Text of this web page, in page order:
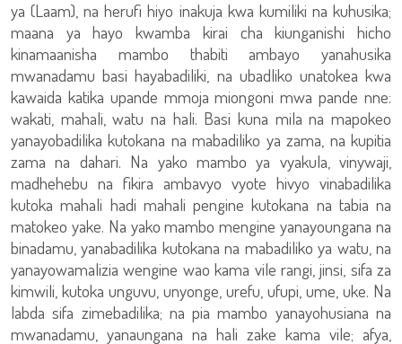
ya (Laam), na herufi hiyo inakuja kwa kumiliki na kuhusika;
maana ya hayo kwamba kirai cha kiunganishi hicho
kinamaanisha mambo thabiti ambayo yanahusika
mwanadamu basi hayabadiliki, na ubadliko unatokea kwa
kawaida katika upande mmoja miongoni mwa pande nne:
wakati, mahali, watu na hali. Basi kuna mila na mapokeo
yanayobadilika kutokana na mabadiliko ya zama, na kupitia
zama na dahari. Na yako mambo ya vyakula, vinywaji,
madhehebu na fikira ambavyo vyote hivyo vinabadilika
kutoka mahali hadi mahali pengine kutokana na tabia na
matokeo yake. Na yako mambo mengine yanayoungana na
binadamu, yanabadilika kutokana na mabadiliko ya watu, na
yanayowamalizia wengine wao kama vile rangi, jinsi, sifa za
kimwili, kutoka unguvu, unyonge, urefu, ufupi, ume, uke. Na
labda sifa zimebadilika; na pia mambo yanayohusiana na
mwanadamu, yanaungana na hali zake kama vile; afya,